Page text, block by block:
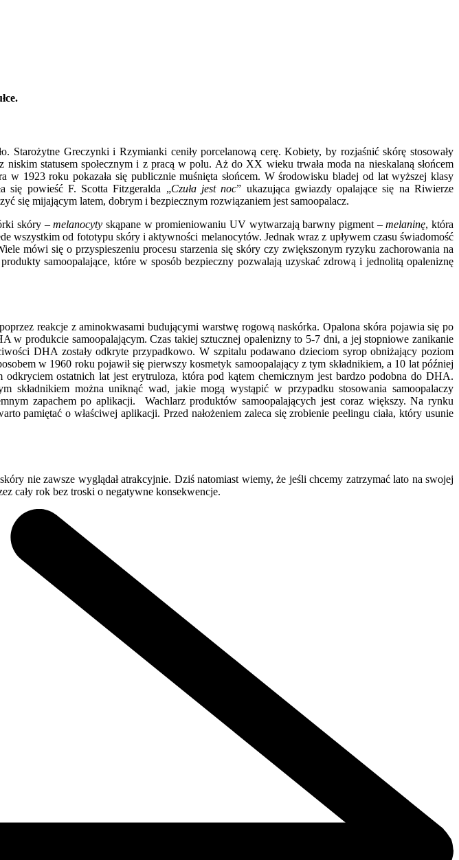
Starożytne Greczynki i Rzymianki ceniły porcelanową cerę. Kobiety, by rozjaśnić skórę stosowały
statusem społecznym i z pracą w polu. Aż do XX wieku trwała moda na nieskalaną słońcem
1923 roku pokazała się publicznie muśnięta słońcem. W środowisku bladej od lat wyższej klasy
się powieść F. Scotta Fitzgeralda „Czuła jest noc” ukazująca gwiazdy opalające się na Riwierze
się mijającym latem, dobrym i bezpiecznym rozwiązaniem jest samoopalacz.
skóry –melanocyty skąpane w promieniowaniu UV wytwarzają barwny pigment –melaninę, która
wszystkim od fototypu skóry i aktywności melanocytów. Jednak wraz z upływem czasu świadomość
mówi się o przyspieszeniu procesu starzenia się skóry czy zwiększonym ryzyku zachorowania na
samoopalające, które w sposób bezpieczny pozwalają uzyskać zdrową i jednolitą opaleniznę
reakcje z aminokwasami budującymi warstwę rogową naskórka. Opalona skóra pojawia się po
produkcie samoopalającym. Czas takiej sztucznej opalenizny to 5-7 dni, a jej stopniowe zanikanie
DHA zostały odkryte przypadkowo. W szpitalu podawano dzieciom syrop obniżający poziom
w 1960 roku pojawił się pierwszy kosmetyk samoopalający z tym składnikiem, a 10 lat później
ostatnich lat jest erytruloza, która pod kątem chemicznym jest bardzo podobna do DHA.
składnikiem można uniknąć wad, jakie mogą wystąpić w przypadku stosowania samoopalaczy
zapachem po aplikacji.
Wachlarz produktów samoopalających jest coraz większy. Na rynku
pamiętać o właściwej aplikacji. Przed nałożeniem zaleca się zrobienie peelingu ciała, który usunie
nie zawsze wyglądał atrakcyjnie. Dziś natomiast wiemy, że jeśli chcemy zatrzymać lato na swojej
cały rok bez troski o negatywne konsekwencje.